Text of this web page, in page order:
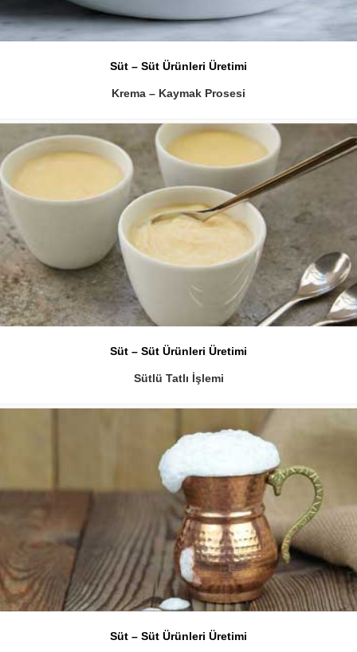
Süt – Süt Ürünleri Üretimi
Krema – Kaymak Prosesi
Süt – Süt Ürünleri Üretimi
Sütlü Tatlı İşlemi
Süt – Süt Ürünleri Üretimi